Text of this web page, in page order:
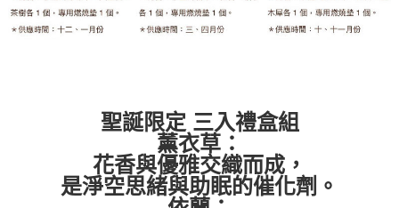
聖誕限定 三入禮盒組
薰衣草：
花香與優雅交織而成，
是淨空思緒與助眠的催化劑。